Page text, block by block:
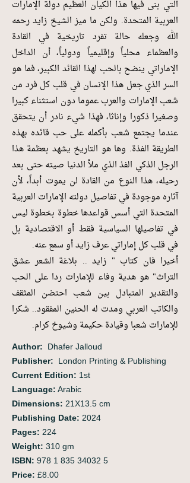
التي بنى فيها هذا الكيان العظيم دولة الإمارات
العربية المتحدة. ولكن ما ميز الشيخ زايد رحمه
الله وجعله حالة تفرد تاريخية في القادة
والعظماء محلياً وإقليمياً ودولياً، أن الداخل
الإماراتي ينضح بالحب لهذا القائد الكبير، فما هو
السر الذي جعل هذا الإنسان في قلب كل فرد من
شعب الإمارات والعرب عموما دون استثناء كبيرا
وصغيرا ذكورا وإناثا، فهذا شيء نادر أن يتحقق
عندما يجتمع شعب بأكمله على حب قائده بهذه
الطريقة الفذة. وها هو التاريخ يشهد بعظمة هذا
الرجل الذكي الفذ الذي ملأ الدنيا صيته حتى بعد
رحيله، هذا النوع من القادة لن يموت أبداً، لأن
آثاره موجودة في تفاصيل دولته الإمارات العربية
المتحدة التي أسس قواعدها خطوة بخطوة ليس
في تفاصيلها السياسية فقط أو الاقتصادية بل
في قلب كل إماراتي عرف زايد أو سمع عنه.
أخيرا فان كتاب " زايد .. بلاغة الشعر عشق
التراث" هو هدية وفاء للإمارات ردا على الحب
والتقدير المتبادل بين شعب احتضن المثقف
والكاتب العربي ومدت له الحنين المفقود.. شكرا
للإمارات شعبا وقيادة حكيمة وشيوخ كرام‭. ‬
Author:
‭ ‬Dhafer Jalloud
Publisher: London Printing & Publishing
Current Edition: 1st
Language: Arabic
Dimensions: 21X13.5 cm
Publishing Date: 2024
Pages: 224
Weight: 310 gm
ISBN: 978 1 835 34032 5
Price: £8.00